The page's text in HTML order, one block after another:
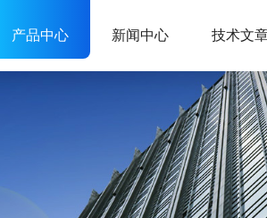
产品中心 新闻中心 技术文